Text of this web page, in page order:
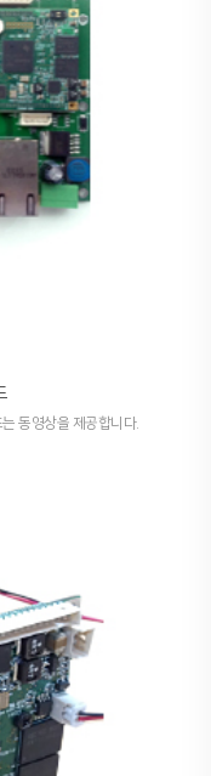
동영상을 제공합니다.